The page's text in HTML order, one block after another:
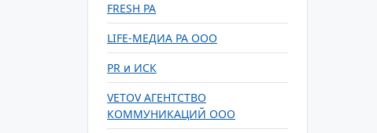
FRESH РА
LIFE-МЕДИА РА ООО
PR и ИСК
VETOV АГЕНТСТВО
КОММУНИКАЦИЙ ООО